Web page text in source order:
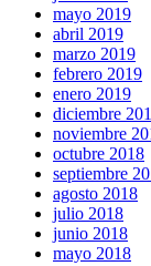
mayo 2019
abril 2019
marzo 2019
febrero 2019
enero 2019
diciembre
noviembre
octubre 2018
septiembre
agosto 2018
julio 2018
junio 2018
mayo 2018